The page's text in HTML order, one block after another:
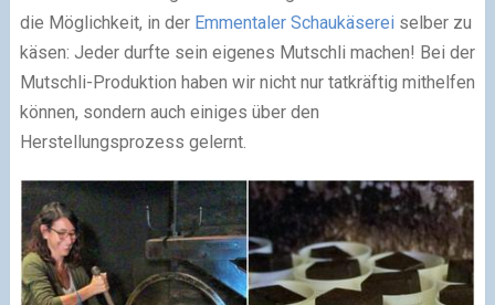
die Möglichkeit, in der Emmentaler Schaukäsereiselber zu
käsen: Jeder durfte sein eigenes Mutschli machen! Bei der
Mutschli-Produktion haben wir nicht nur tatkräftig mithelfen
können, sondern auch einiges über den
Herstellungsprozess gelernt.